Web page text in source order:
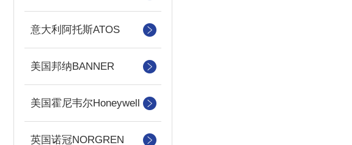
意大利阿托斯ATOS
美国邦纳BANNER
美国霍尼韦尔Honeywell
英国诺冠NORGREN